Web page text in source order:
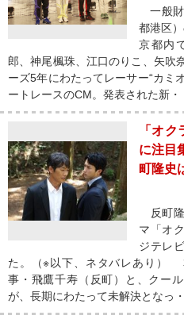
一般財
都港区
京都内
郎、神尾楓珠、江口のりこ、矢
ーズ5年にわたってレーサー“カミ
ートレースのCM。発表された新・
「オ
に注目
町隆史
反町隆
マ「オ
ジテレ
た。（※以下、ネタバレあり）
事・飛鷹千寿（反町）と、クー
が、長期にわたって未解決となっ